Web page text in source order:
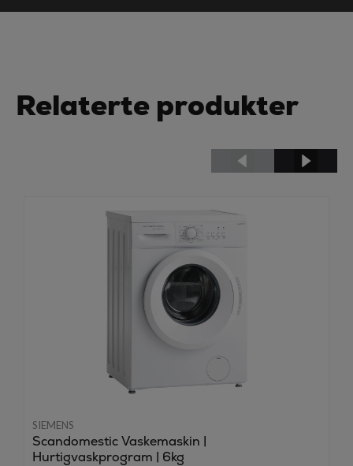
Relaterte produkter
SIEMENS
Scandomestic Vaskemaskin |
Hurtigvaskprogram | 6kg